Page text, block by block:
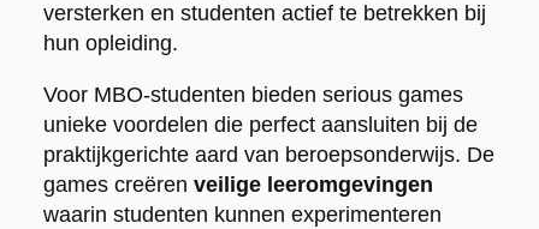
versterken en studenten actief te betrekken bij
hun opleiding.
Voor MBO-studenten bieden serious games
unieke voordelen die perfect aansluiten bij de
praktijkgerichte aard van beroepsonderwijs. De
games creëren veilige leeromgevingen
waarin studenten kunnen experimenteren